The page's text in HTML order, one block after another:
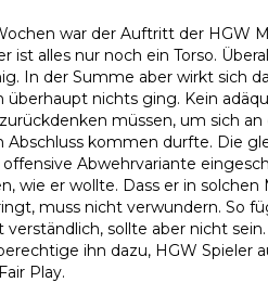
war der Auftritt der HGW
ist alles nur noch ein Torso.
In der Summe aber wirkt sich
nichts ging. Kein
müssen, um sich
kommen durfte. Die
Abwehrvariante
wie er wollte. Dass er in
muss nicht verwundern. So
sollte aber nicht
ihn dazu, HGW Spieler
Play.